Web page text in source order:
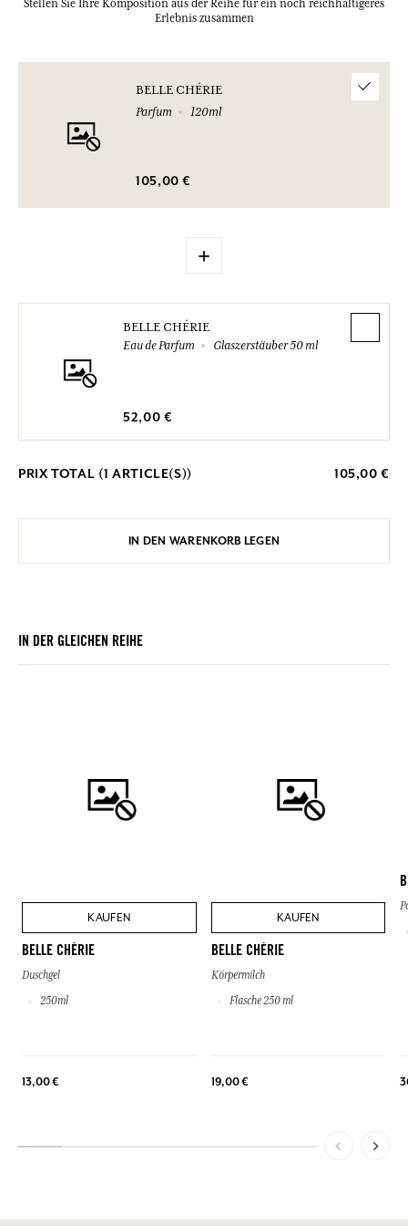
Stellen Sie Ihre Komposition aus der Reihe für ein noch reichhaltigeres
Erlebnis zusammen
BELLE CHÉRIE
Parfum
120ml
105,00 €
+
BELLE CHÉRIE
Eau de Parfum
Glaszerstäuber 50 ml
52,00 €
PRIX TOTAL (1 ARTICLE(S)) 105,00 €
IN DEN WARENKORB LEGEN
IN DER GLEICHEN REIHE
KAUFEN
BELLE CHÉRIE
Duschgel
250ml
13,00 €
KAUFEN
BELLE CHÉRIE
Körpermilch
Flasche 250 ml
19,00 €